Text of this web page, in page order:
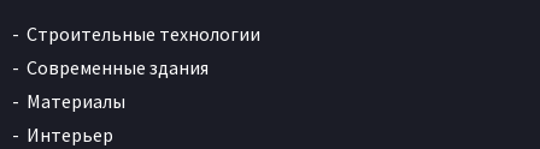
Строительные технологии
Современные здания
Материалы
Интерьер